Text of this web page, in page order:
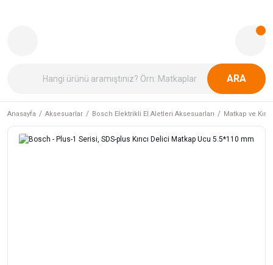
ARA
Anasayfa Aksesuarlar Bosch Elektrikli El Aletleri Aksesuarları Matkap ve